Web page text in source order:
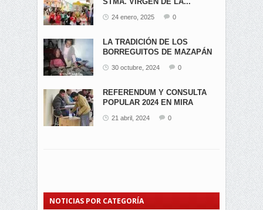
24 enero, 2025 0
LA TRADICIÓN DE LOS
BORREGUITOS DE MAZAPÁN
30 octubre, 2024 0
REFERENDUM Y CONSULTA
POPULAR 2024 EN MIRA
21 abril, 2024 0
NOTICIAS POR CATEGORÍA